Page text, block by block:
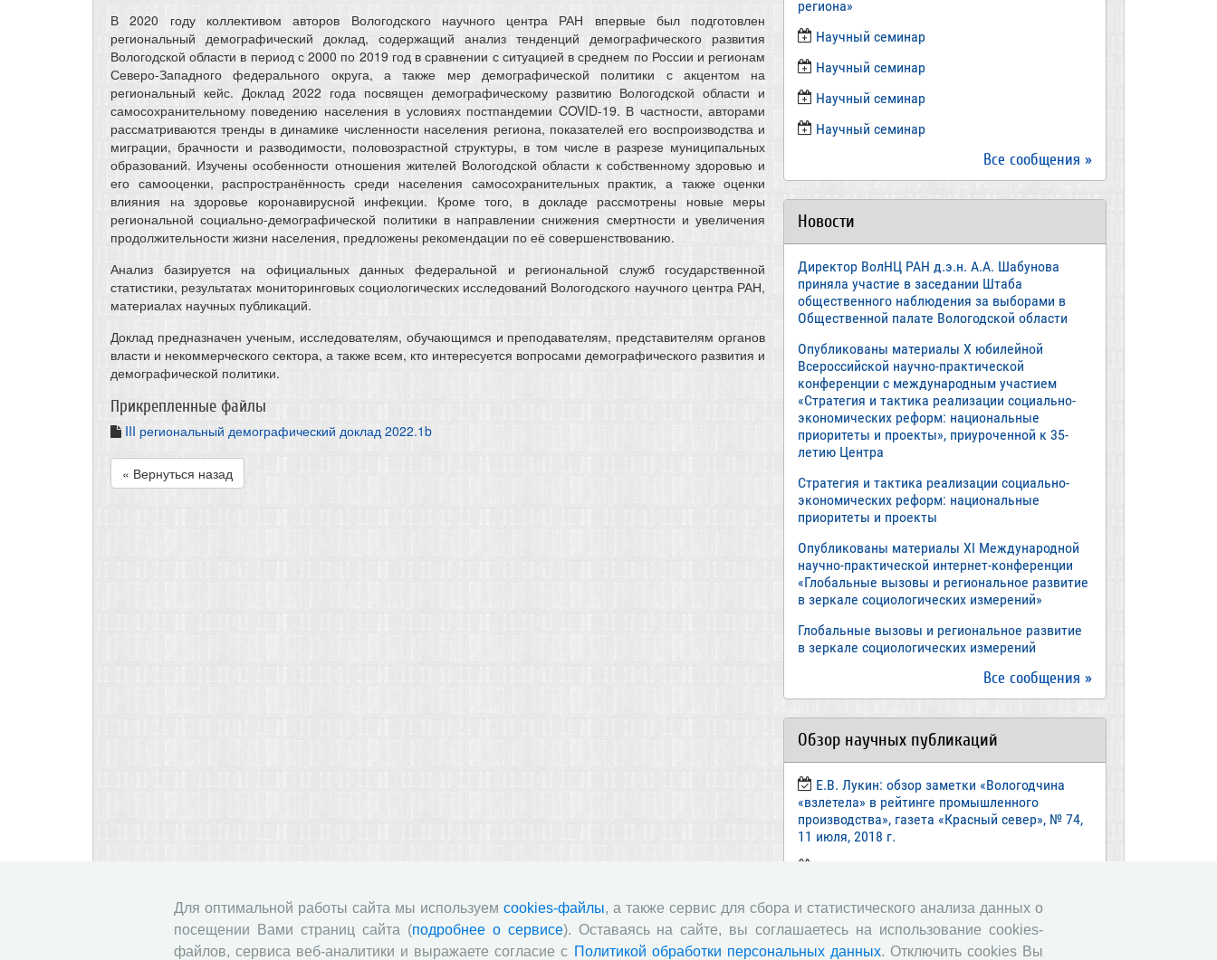
В 2020 году коллективом авторов Вологодского научного центра РАН впервые был подготовлен
региональный демографический доклад, содержащий анализ тенденций демографического развития
Вологодской области в период с 2000 по 2019 год в сравнении с ситуацией в среднем по России и регионам
Северо-Западного федерального округа, а также мер демографической политики с акцентом на
региональный кейс. Доклад 2022 года посвящен демографическому развитию Вологодской области и
самосохранительному поведению населения в условиях постпандемии COVID-19. В частности, авторами
рассматриваются тренды в динамике численности населения региона, показателей его воспроизводства и
миграции, брачности и разводимости, половозрастной структуры, в том числе в разрезе муниципальных
образований. Изучены особенности отношения жителей Вологодской области к собственному здоровью и
его самооценки, распространённость среди населения самосохранительных практик, а также оценки
влияния на здоровье коронавирусной инфекции. Кроме того, в докладе рассмотрены новые меры
региональной социально-демографической политики в направлении снижения смертности и увеличения
продолжительности жизни населения, предложены рекомендации по её совершенствованию.
Анализ базируется на официальных данных федеральной и региональной служб государственной
статистики, результатах мониторинговых социологических исследований Вологодского научного центра РАН,
материалах научных публикаций.
Доклад предназначен ученым, исследователям, обучающимся и преподавателям, представителям органов
власти и некоммерческого сектора, а также всем, кто интересуется вопросами демографического развития и
демографической политики.
Прикрепленные файлы
III региональный демографический доклад 2022.1b
« Вернуться назад
региона»
​Научный семинар
​Научный семинар
Научный семинар
​Научный семинар
Все сообщения »
Новости
Директор ВолНЦ РАН д.э.н. А.А. Шабунова
приняла участие в заседании Штаба
общественного наблюдения за выборами в
Общественной палате Вологодской области
Опубликованы материалы X юбилейной
Всероссийской научно-практической
конференции с международным участием
«Стратегия и тактика реализации социально-
экономических реформ: национальные
приоритеты и проекты», приуроченной к 35-
летию Центра
Стратегия и тактика реализации социально-
экономических реформ: национальные
приоритеты и проекты
Опубликованы материалы XI Международной
научно-практической интернет-конференции
«Глобальные вызовы и региональное развитие
в зеркале социологических измерений»
Глобальные вызовы и региональное развитие
в зеркале социологических измерений
Все сообщения »
Обзор научных публикаций
Е.В. Лукин: обзор заметки «Вологодчина
«взлетела» в рейтинге промышленного
производства», газета «Красный север», № 74,
11 июля, 2018 г.
«Известия», №88, 2018 г.
В.Н. Барсуков: обзор статьи «Повышение
пенсионного возраста: позитивные эффекты и
Для оптимальной работы сайта мы используем cookies-файлы, а также сервис для сбора и статистического анализа данных о
посещении Вами страниц сайта (подробнее о сервисе). Оставаясь на сайте, вы соглашаетесь на использование cookies-
файлов, сервиса веб-аналитики и выражаете согласие с Политикой обработки персональных данных. Отключить cookies Вы